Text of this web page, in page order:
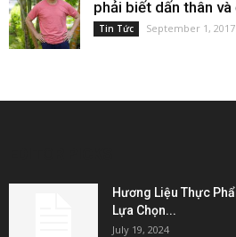
phải biết dấn thân và
Tin Tức September 1, 2017
Hương Liệu Thực
Lựa Chọn...
July 19, 2024